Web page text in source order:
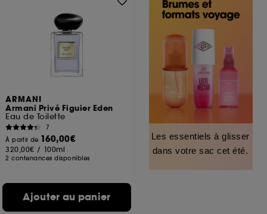
ARMANI
Armani Privé Figuier Eden
Eau de Toilette
7
À partir de 160,00€
320,00€ / 100ml
2 contenances disponibles
Ajouter au panier
Les essentiels à glisser
dans votre sac cet été.